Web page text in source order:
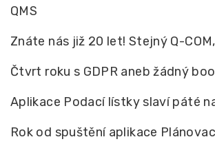
QMS
Znáte nás již 20 let! Stejný Q-
Čtvrt roku s GDPR aneb žádný
Aplikace Podací lístky slaví páté
Rok od spuštění aplikace